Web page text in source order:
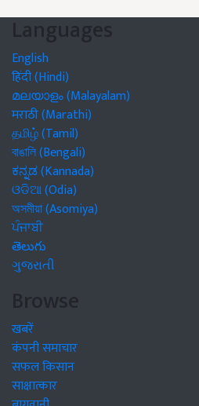
Languages
English
हिंदी (Hindi)
മലയാളം (Malayalam)
मराठी (Marathi)
தமிழ் (Tamil)
বাঙালি (Bengali)
ಕನ್ನಡ (Kannada)
ଓଡିଆ (Odia)
অসমীয়া (Asomiya)
ਪੰਜਾਬੀ
తెలుగు
ગુજરાતી
Browse
खबरें
कंपनी समाचार
सफल किसान
साक्षात्कार